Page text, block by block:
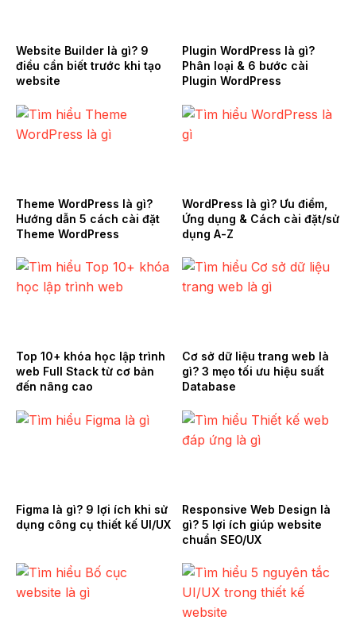
Website Builder là gì? 9
điều cần biết trước khi tạo
website
Plugin WordPress là gì?
Phân loại & 6 bước cài
Plugin WordPress
Theme WordPress là gì?
Hướng dẫn 5 cách cài đặt
Theme WordPress
WordPress là gì? Ưu điểm,
Ứng dụng & Cách cài đặt/sử
dụng A-Z
Top 10+ khóa học lập trình
web Full Stack từ cơ bản
đến nâng cao
Cơ sở dữ liệu trang web là
gì? 3 mẹo tối ưu hiệu suất
Database
Figma là gì? 9 lợi ích khi sử
dụng công cụ thiết kế UI/UX
Responsive Web Design là
gì? 5 lợi ích giúp website
chuẩn SEO/UX